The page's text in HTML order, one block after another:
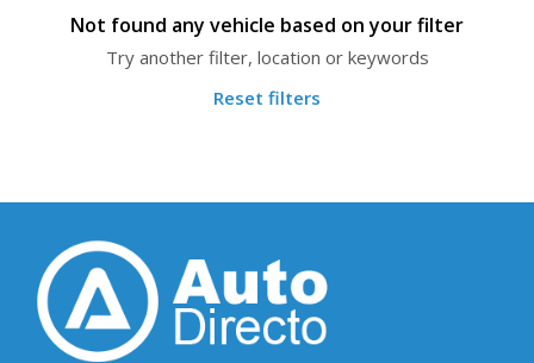
Not found any vehicle based on your filter
Try another filter, location or keywords
Reset filters